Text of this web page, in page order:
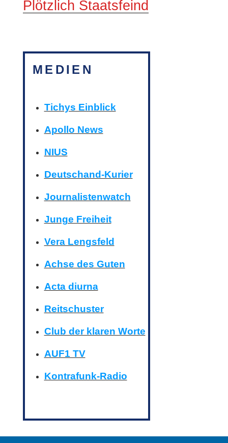
Plötzlich Staatsfeind
MEDIEN
Tichys Einblick
Apollo News
NIUS
Deutschand-Kurier
Journalistenwatch
Junge Freiheit
Vera Lengsfeld
Achse des Guten
Acta diurna
Reitschuster
Club der klaren Worte
AUF1 TV
Kontrafunk-Radio